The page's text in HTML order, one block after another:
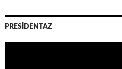
PRESİDENTAZ